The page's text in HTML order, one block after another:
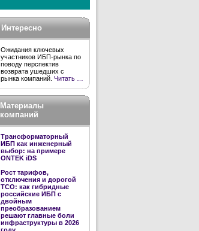
Интересно
Ожидания ключевых
участников ИБП-рынка по
поводу перспектив
возврата ушедших с
рынка компаний. Читать …
Материалы
компаний
Трансформаторный
ИБП как инженерный
выбор: на примере
ONTEK iDS
Рост тарифов,
отключения и дорогой
TCO: как гибридные
российские ИБП с
двойным
преобразованием
решают главные боли
инфраструктуры в 2026